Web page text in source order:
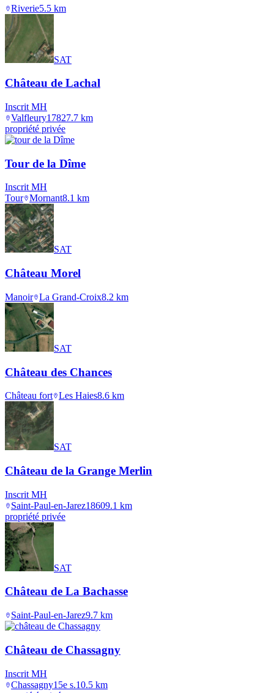
Riverie5.5 km
SAT
Château de Lachal
Inscrit MH
Valfleury17827.7 km
propriété privée
Tour de la Dîme
Inscrit MH
Tour Mornant8.1 km
SAT
Château Morel
Manoir La Grand-Croix8.2 km
SAT
Château des Chances
Château fort Les Haies8.6 km
SAT
Château de la Grange Merlin
Inscrit MH
Saint-Paul-en-Jarez18609.1 km
propriété privée
SAT
Château de La Bachasse
Saint-Paul-en-Jarez9.7 km
Château de Chassagny
Inscrit MH
Chassagny15e s.10.5 km